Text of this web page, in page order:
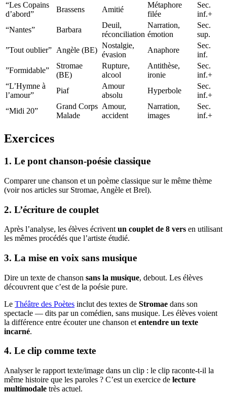
“Les Copains
d’abord”
Brassens Amitié
Métaphore
filée
Sec.
inf.+
“Nantes”
Barbara
Deuil,
réconciliation
Narration,
émotion
Sec.
sup.
”Tout oublier” Angèle (BE)
Nostalgie,
évasion
Anaphore
Sec.
inf.
”Formidable”
Stromae
(BE)
Rupture,
alcool
Antithèse,
ironie
Sec.
inf.+
“L’Hymne à
l’amour”
Piaf
Amour
absolu
Hyperbole
Sec.
inf.+
“Midi 20”
Grand Corps
Malade
Amour,
accident
Narration,
images
Sec.
inf.+
Exercices
1. Le pont chanson-poésie classique
Comparer une chanson et un poème classique sur le même thème
(voir nos articles sur Stromae, Angèle et Brel).
2. L’écriture de couplet
Après l’analyse, les élèves écrivent un couplet de 8 vers en utilisant
les mêmes procédés que l’artiste étudié.
3. La mise en voix sans musique
Dire un texte de chanson sans la musique, debout. Les élèves
découvrent que c’est de la poésie pure.
Le Théâtre des Poètes inclut des textes de Stromae dans son
spectacle — dits par un comédien, sans musique. Les élèves voient
la différence entre écouter une chanson et entendre un texte
incarné.
4. Le clip comme texte
Analyser le rapport texte/image dans un clip : le clip raconte-t-il la
même histoire que les paroles ? C’est un exercice de lecture
multimodale très actuel.